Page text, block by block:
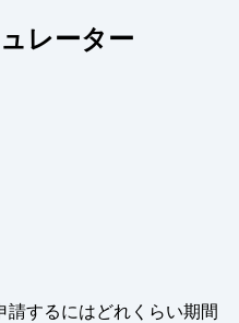
レーター
請するにはどれくらい期間